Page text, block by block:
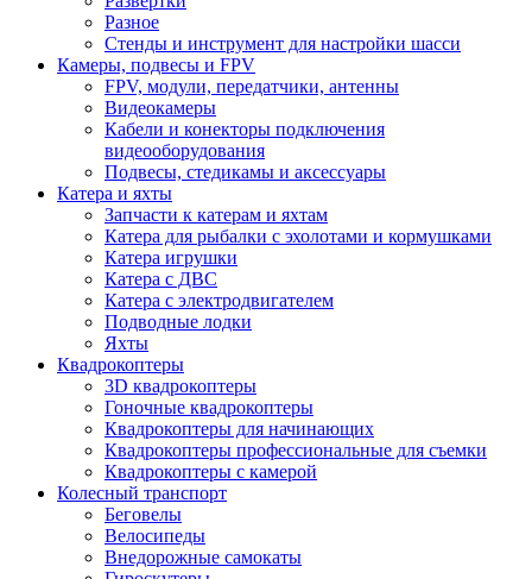
Разное
Стенды и инструмент для настройки шасси
Камеры, подвесы и FPV
FPV, модули, передатчики, антенны
Видеокамеры
Кабели и конекторы подключения
видеооборудования
Подвесы, стедикамы и аксессуары
Катера и яхты
Запчасти к катерам и яхтам
Катера для рыбалки с эхолотами и кормушками
Катера игрушки
Катера с ДВС
Катера с электродвигателем
Подводные лодки
Яхты
Квадрокоптеры
3D квадрокоптеры
Гоночные квадрокоптеры
Квадрокоптеры для начинающих
Квадрокоптеры профессиональные для съемки
Квадрокоптеры с камерой
Колесный транспорт
Беговелы
Велосипеды
Внедорожные самокаты